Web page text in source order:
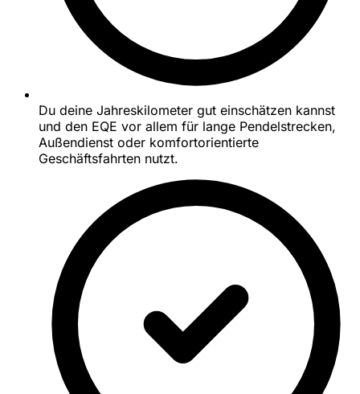
Du deine Jahreskilometer gut einschätzen kannst
und den EQE vor allem für lange Pendelstrecken,
Außendienst oder komfortorientierte
Geschäftsfahrten nutzt.